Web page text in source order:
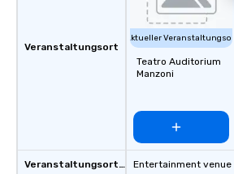
Veranstaltungsort
Veranstaltungsortstyp
Aktueller Veranstaltungsort
Teatro Auditorium
Manzoni
Entertainment venue